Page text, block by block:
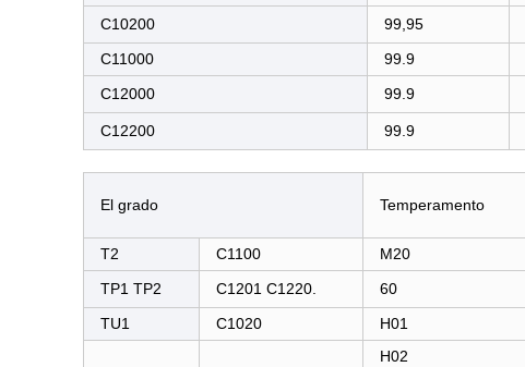
C10200
99,95
C11000
99.9
C12000
99.9
C12200 99.9
El grado Temperamento
T2
C1100 M20
TP1 TP2
C1201 C1220. 60
TU1
C1020 H01
H02